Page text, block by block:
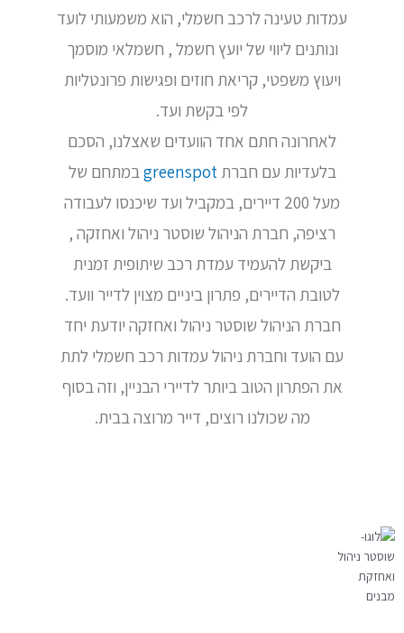
עמדות טעינה לרכב חשמלי, הוא משמעותי לועד
ונותנים ליווי של יועץ חשמל , חשמלאי מוסמך
ויעוץ משפטי, קריאת חוזים ופגישות פרונטליות
לפי בקשת ועד.
לאחרונה חתם אחד הוועדים שאצלנו, הסכם
בלעדיות עם חברתgreenspot
במתחם של
מעל 200 דיירים, במקביל ועד שיכנסו לעבודה
רציפה, חברת הניהול שוסטר ניהול ואחזקה ,
ביקשת להעמיד עמדת רכב שיתופית זמנית
לטובת הדיירים, פתרון ביניים מצוין לדייר וועד.
חברת הניהול שוסטר ניהול ואחזקה יודעת יחד
עם הועד וחברת ניהול עמדות רכב חשמלי לתת
את הפתרון הטוב ביותר לדיירי הבניין, וזה בסוף
מה שכולנו רוצים, דייר מרוצה בבית.